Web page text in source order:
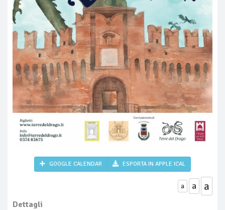
GOOGLE CALENDAR ESPORTA IN APPLE ICAL
a a a
Dettagli